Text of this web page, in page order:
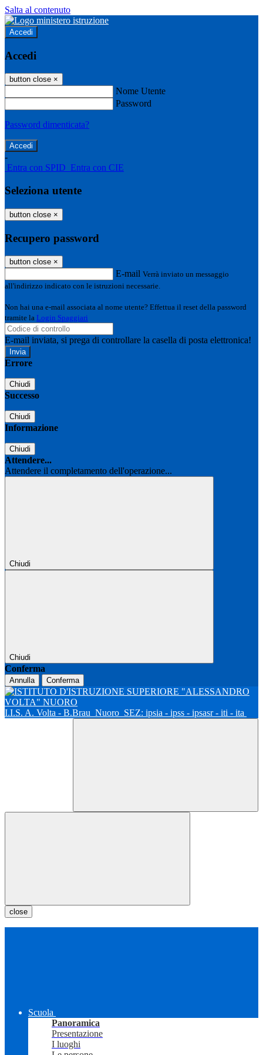
Salta al contenuto
Accedi
Accedi
button close ×
Nome Utente
Password
Password dimenticata?
-
Entra con SPID Entra con CIE
Seleziona utente
button close ×
Recupero password
button close ×
E-mail Verrà inviato un messaggio
all'indirizzo indicato con le istruzioni necessarie.
Non hai una e-mail associata al nome utente? Effettua il reset della password
tramite la Login Spaggiari
E-mail inviata, si prega di controllare la casella di posta elettronica!
Errore
Chiudi
Successo
Chiudi
Informazione
Chiudi
Attendere...
Attendere il completamento dell'operazione...
Chiudi
Chiudi
Conferma
Annulla Conferma
I.I.S. A. Volta - B.Brau Nuoro SEZ: ipsia - ipss - ipsasr - iti - ita
close
Scuola
Panoramica
Presentazione
I luoghi